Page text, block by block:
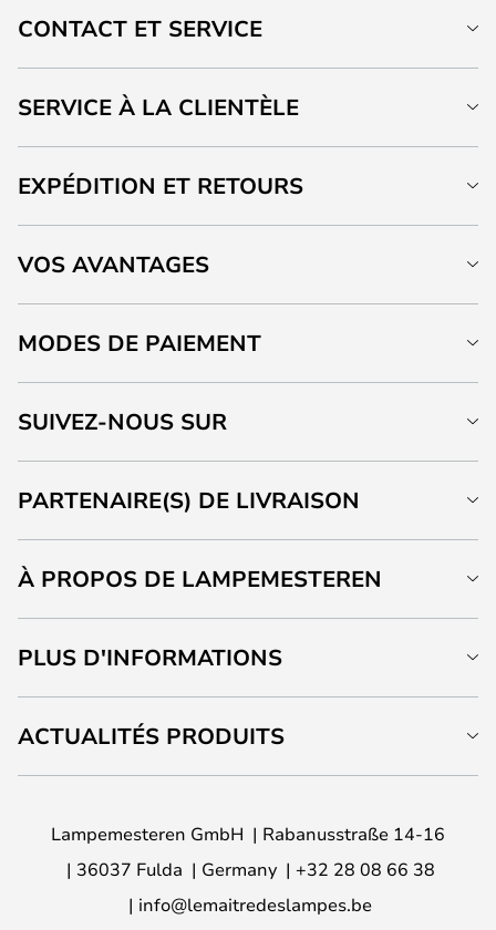
CONTACT ET SERVICE
SERVICE À LA CLIENTÈLE
EXPÉDITION ET RETOURS
VOS AVANTAGES
MODES DE PAIEMENT
SUIVEZ-NOUS SUR
PARTENAIRE(S) DE LIVRAISON
À PROPOS DE LAMPEMESTEREN
PLUS D'INFORMATIONS
ACTUALITÉS PRODUITS
Lampemesteren GmbH
Rabanusstraße 14-16
36037 Fulda
Germany
+32 28 08 66 38
info@lemaitredeslampes.be